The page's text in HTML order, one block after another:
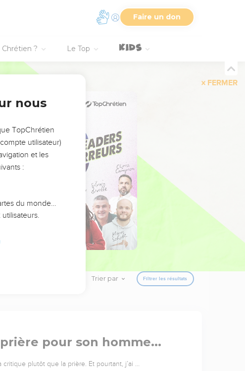
Faire un don
Chrétien ? Le Top
FERMER
Trier par Filtrer les résultats
pour son homme...
plutôt que la prière. Et pourtant, j’ai …
nous
TopChrétien
utilisateur)
et les
:
du monde…